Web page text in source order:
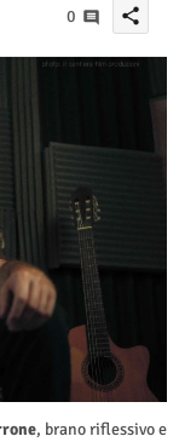
0 share
, brano riflessivo e